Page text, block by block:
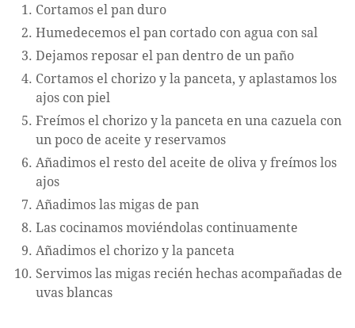
Cortamos el pan duro
Humedecemos el pan cortado con agua con sal
Dejamos reposar el pan dentro de un paño
Cortamos el chorizo y la panceta, y aplastamos los
ajos con piel
Freímos el chorizo y la panceta en una cazuela con
un poco de aceite y reservamos
Añadimos el resto del aceite de oliva y freímos los
ajos
Añadimos las migas de pan
Las cocinamos moviéndolas continuamente
Añadimos el chorizo y la panceta
Servimos las migas recién hechas acompañadas de
uvas blancas